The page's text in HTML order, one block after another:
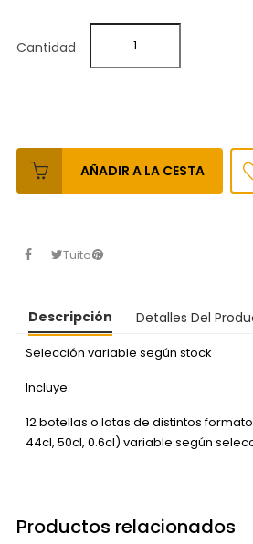
Cantidad
AÑADIR A LA CESTA
Tuitear
Descripción Detalles Del
Selección variable según stock
Incluye:
12 botellas o latas de distintos
44cl, 50cl, 0.6cl) variable según
Productos relacionados